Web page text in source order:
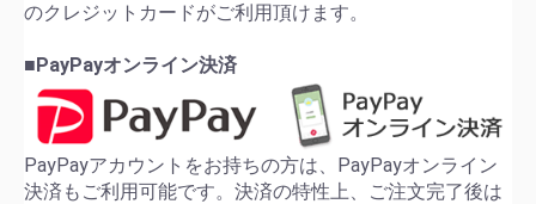
のクレジットカードがご利用頂けます。
■PayPayオンライン決済
PayPayアカウントをお持ちの方は、PayPayオンライン
決済もご利用可能です。決済の特性上、ご注文完了後は